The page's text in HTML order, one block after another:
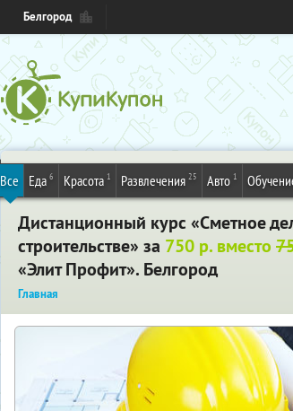
Белгород
Все Еда 6 Красота 1 Развлечения 25 Авто 1
Дистанционный курс «Сметное
строительстве» за 750 р. вместо
«Элит Профит». Белгород
Главная